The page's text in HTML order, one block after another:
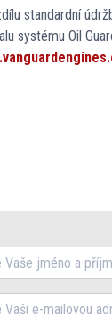
standardní
systému Oil